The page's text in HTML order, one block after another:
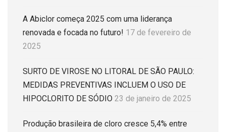
A Abiclor começa 2025 com uma liderança
renovada e focada no futuro! 17 de fevereiro de
2025
SURTO DE VIROSE NO LITORAL DE SÃO PAULO:
MEDIDAS PREVENTIVAS INCLUEM O USO DE
HIPOCLORITO DE SÓDIO 23 de janeiro de 2025
Produção brasileira de cloro cresce 5,4% entre